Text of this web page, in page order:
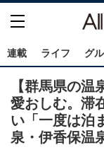
連載 ライフ グ
【群馬県の
愛おしむ。滞
い「一度は泊
泉・伊香保温